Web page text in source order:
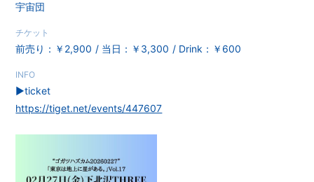
宇宙団
チケット
前売り：￥2,900 当日：￥3,300 Drink：￥600
INFO
▶︎ticket
https://tiget.net/events/447607